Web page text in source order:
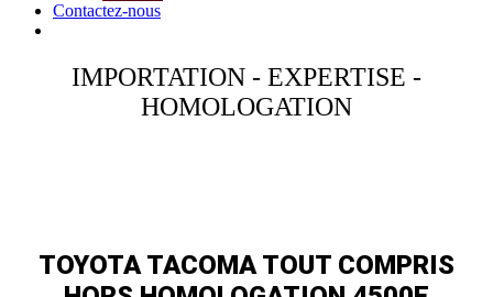
Contactez-nous
IMPORTATION - EXPERTISE -
HOMOLOGATION
TOYOTA TACOMA TOUT COMPRIS